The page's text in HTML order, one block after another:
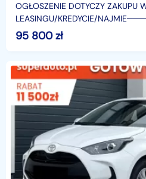
OGŁOSZENIE DOTYCZY ZAKUPU
LEASINGU/KREDYCIE/
SUPERAUTO.PL?✔ Lider ryn
95 800zł